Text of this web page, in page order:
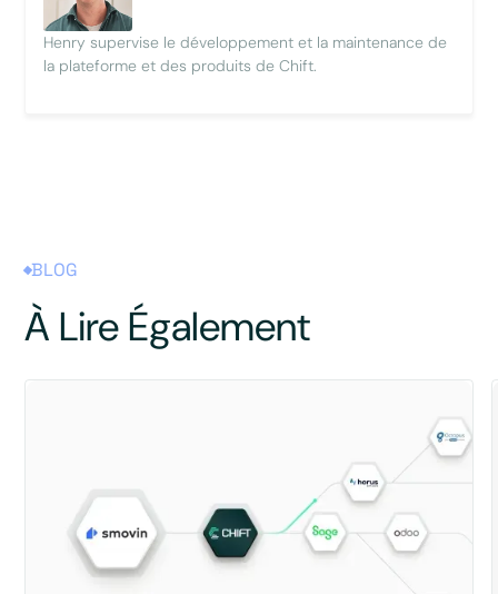
Henry supervise le développement et la maintenance de
la plateforme et des produits de Chift.
BLOG
À Lire Également